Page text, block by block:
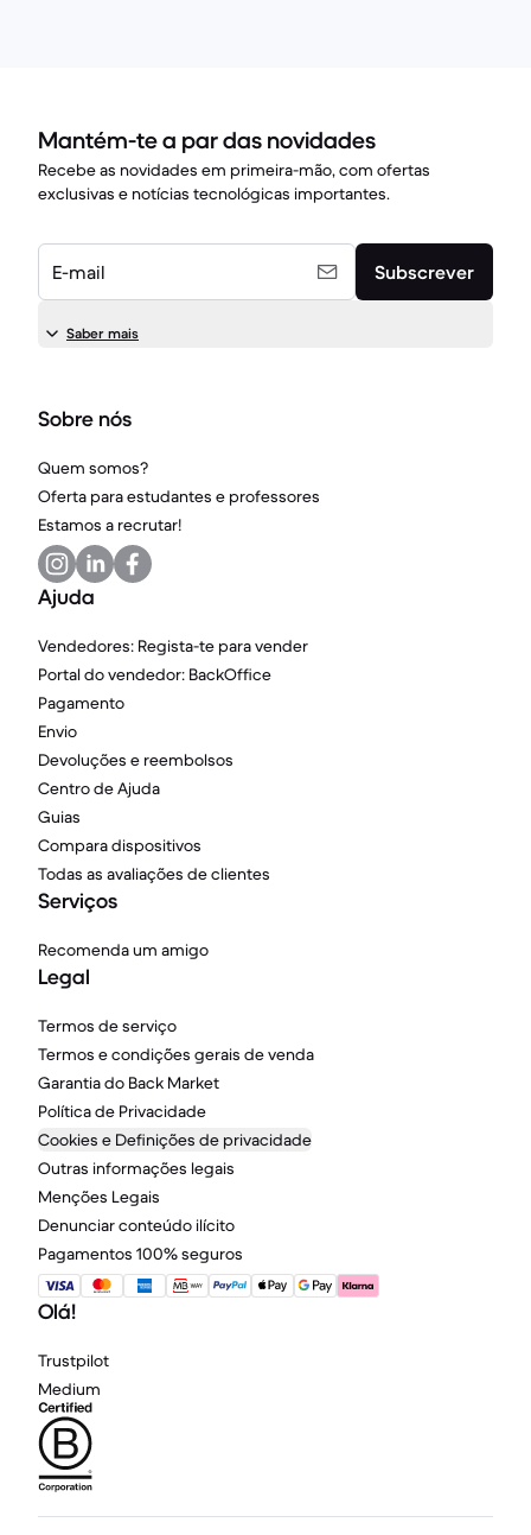
Mantém-te a par das novidades
Recebe as novidades em primeira-mão, com ofertas
exclusivas e notícias tecnológicas importantes.
E-mail Subscrever
Saber mais
Sobre nós
Quem somos?
Oferta para estudantes e professores
Estamos a recrutar!
Ajuda
Vendedores: Regista-te para vender
Portal do vendedor: BackOffice
Pagamento
Envio
Devoluções e reembolsos
Centro de Ajuda
Guias
Compara dispositivos
Todas as avaliações de clientes
Serviços
Recomenda um amigo
Legal
Termos de serviço
Termos e condições gerais de venda
Garantia do Back Market
Política de Privacidade
Cookies e Definições de privacidade
Outras informações legais
Menções Legais
Denunciar conteúdo ilícito
Pagamentos 100% seguros
Olá!
Trustpilot
Medium